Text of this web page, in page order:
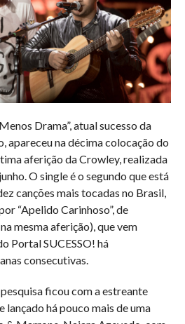
Drama”, atual sucesso da
apareceu na décima colocação do
aferição da Crowley, realizada
O single é o segundo que está
canções mais tocadas no Brasil,
“Apelido Carinhoso”, de
mesma aferição), que vem
Portal SUCESSO! há
consecutivas.
ficou com a estreante
lançado há pouco mais de uma